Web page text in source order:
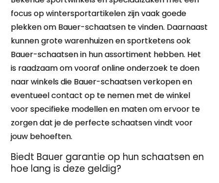
focus op wintersportartikelen zijn vaak goede
plekken om Bauer-schaatsen te vinden. Daarnaast
kunnen grote warenhuizen en sportketens ook
Bauer-schaatsen in hun assortiment hebben. Het
is raadzaam om vooraf online onderzoek te doen
naar winkels die Bauer-schaatsen verkopen en
eventueel contact op te nemen met de winkel
voor specifieke modellen en maten om ervoor te
zorgen dat je de perfecte schaatsen vindt voor
jouw behoeften.
Biedt Bauer garantie op hun schaatsen en
hoe lang is deze geldig?